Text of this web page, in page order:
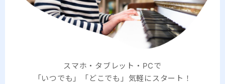
スマホ・タブレット・PCで
「いつでも」「どこでも」気軽にスタート！